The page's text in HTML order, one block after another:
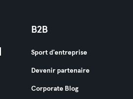
B2B
Sport d'entreprise
Devenir partenaire
Corporate Blog